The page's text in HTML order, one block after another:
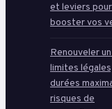
et leviers pour
booster vos
Renouveler
limites
durées
risques de